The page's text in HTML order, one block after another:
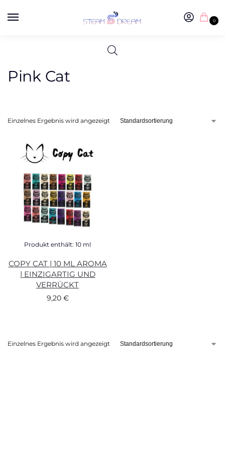
0
Pink Cat
Einzelnes Ergebnis wird angezeigt
Produkt enthält: 10 ml
COPY CAT | 10 ML AROMA
| EINZIGARTIG UND
VERRÜCKT
9,20 €
Einzelnes Ergebnis wird angezeigt